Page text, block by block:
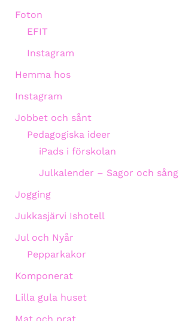
Foton
EFIT
Instagram
Hemma hos
Instagram
Jobbet och sånt
Pedagogiska ideer
iPads i förskolan
Julkalender – Sagor och sång
Jogging
Jukkasjärvi Ishotell
Jul och Nyår
Pepparkakor
Komponerat
Lilla gula huset